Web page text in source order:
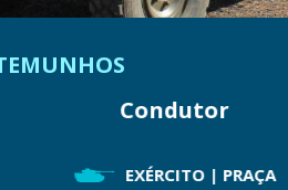
EXÉRCITO | PRAÇA